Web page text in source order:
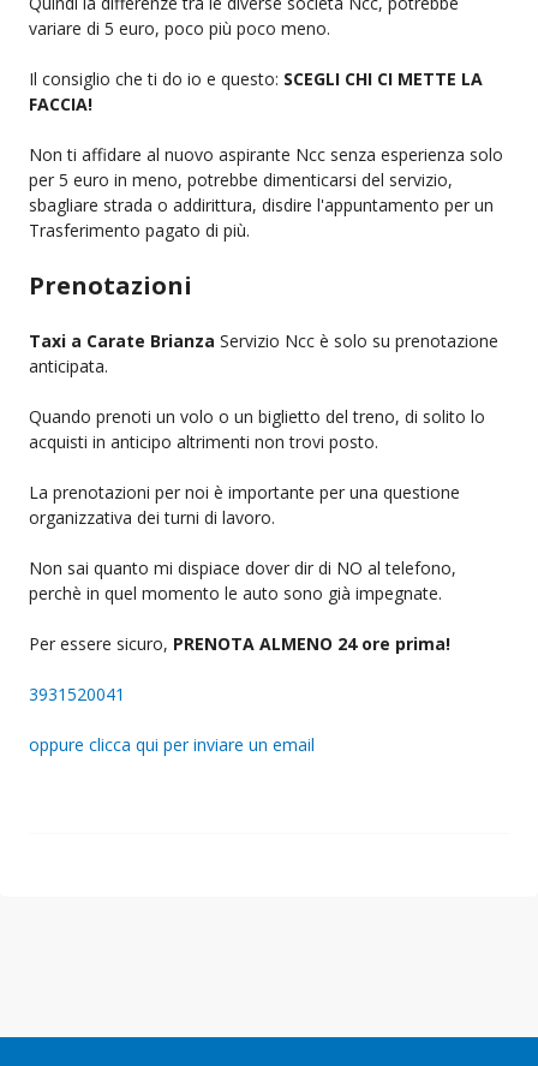
variare di 5 euro, poco più poco meno.
Il consiglio che ti do io e questo: SCEGLI CHI CI METTE LA
FACCIA!
Non ti affidare al nuovo aspirante Ncc senza esperienza solo
per 5 euro in meno, potrebbe dimenticarsi del servizio,
sbagliare strada o addirittura, disdire l'appuntamento per un
Trasferimento pagato di più.
Prenotazioni
Taxi a Carate Brianza Servizio Ncc è solo su prenotazione
anticipata.
Quando prenoti un volo o un biglietto del treno, di solito lo
acquisti in anticipo altrimenti non trovi posto.
La prenotazioni per noi è importante per una questione
organizzativa dei turni di lavoro.
Non sai quanto mi dispiace dover dir di NO al telefono,
perchè in quel momento le auto sono già impegnate.
Per essere sicuro, PRENOTA ALMENO 24 ore prima!
3931520041
oppure clicca qui per inviare un email